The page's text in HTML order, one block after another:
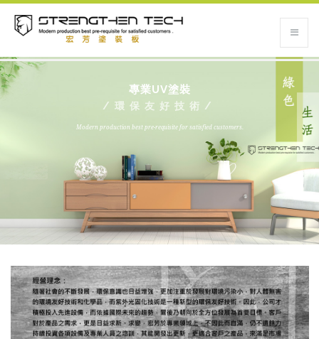
專業UV塗裝
/環保友好技術/
Modern production best pre-requisite for satisfied customers.